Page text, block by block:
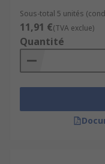
Sous-total 5 unités
11,91 €(TVA exclue)
Quantité